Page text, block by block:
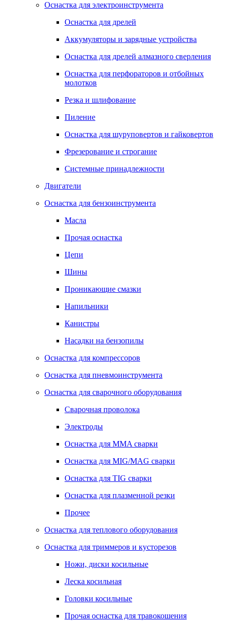
Оснастка для электроинструмента
Оснастка для дрелей
Аккумуляторы и зарядные устройства
Оснастка для дрелей алмазного сверления
Оснастка для перфораторов и отбойных
молотков
Резка и шлифование
Пиление
Оснастка для шуруповертов и гайковертов
Фрезерование и строгание
Системные принадлежности
Двигатели
Оснастка для бензоинструмента
Масла
Прочая оснастка
Цепи
Шины
Проникающие смазки
Напильники
Канистры
Насадки на бензопилы
Оснастка для компрессоров
Оснастка для пневмоинструмента
Оснастка для сварочного оборудования
Сварочная проволока
Электроды
Оснастка для MMA сварки
Оснастка для MIG/MAG сварки
Оснастка для TIG сварки
Оснастка для плазменной резки
Прочее
Оснастка для теплового оборудования
Оснастка для триммеров и кусторезов
Ножи, диски косильные
Леска косильная
Головки косильные
Прочая оснастка для травокошения